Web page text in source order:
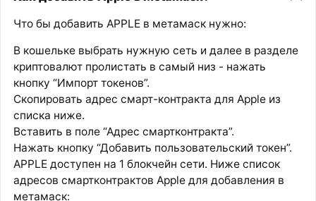
Что бы добавить APPLE в метамаск нужно:
В кошельке выбрать нужную сеть и далее в разделе
криптовалют пролистать в самый низ - нажать
кнопку “Импорт токенов”.
Скопировать адрес смарт-контракта для Apple из
списка ниже.
Вставить в поле “Адрес смартконтракта”.
Нажать кнопку “Добавить пользовательский токен”.
APPLE доступен на 1 блокчейн сети. Ниже список
адресов смартконтрактов Apple для добавления в
метамаск: